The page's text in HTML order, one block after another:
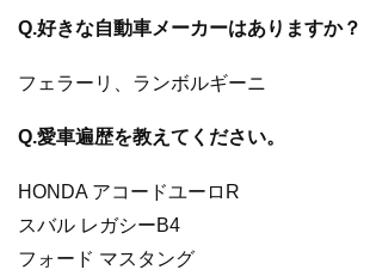
Q.好きな自動車メーカーはありますか？
フェラーリ、ランボルギーニ
Q.愛車遍歴を教えてください。
HONDA アコードユーロR
スバル レガシーB4
フォード マスタング